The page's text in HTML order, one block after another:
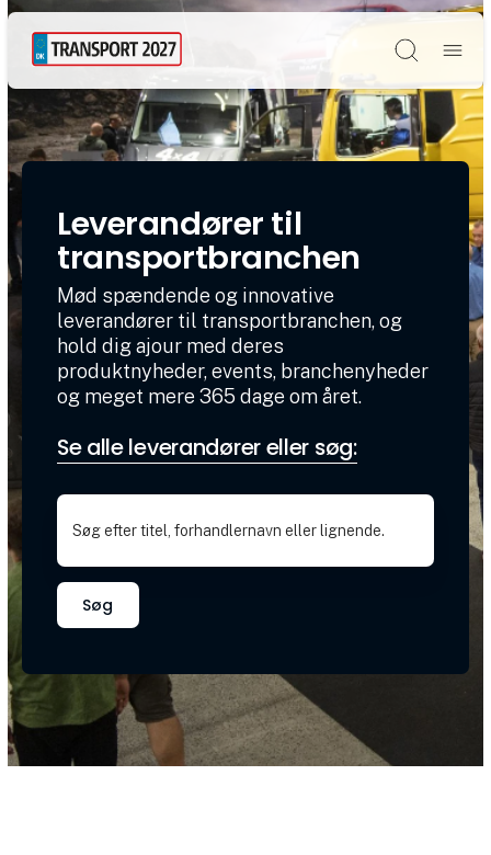
Søg
Leverandører til
transportbranchen
Mød spændende og innovative
leverandører til transportbranchen, og
hold dig ajour med deres
produktnyheder, events, branchenyheder
og meget mere 365 dage om året.
Se alle leverandører eller søg:
Søg